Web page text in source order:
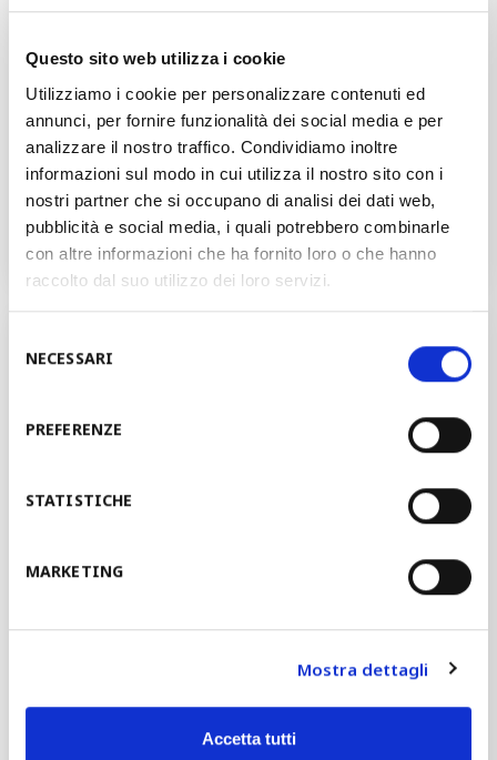
Questo sito web utilizza i cookie
Utilizziamo i cookie per personalizzare contenuti ed
annunci, per fornire funzionalità dei social media e per
analizzare il nostro traffico. Condividiamo inoltre
informazioni sul modo in cui utilizza il nostro sito con i
nostri partner che si occupano di analisi dei dati web,
pubblicità e social media, i quali potrebbero combinarle
con altre informazioni che ha fornito loro o che hanno
raccolto dal suo utilizzo dei loro servizi.
delNECESSARI
PREFERENZE
STATISTICHE
MARKETING
Mostra dettagli
Accetta tutti
STÄRKE 0.5-1.2 mm
PROFILIERGESCHWINDIGKEIT 30 m/min
PROFILIERTECHNOLOGIE Flexibel - Kassettensystem
BESTÜCKUNGSZEIT 5-30 min
Profilierung mit Kassettensystem
Herkömmliche Profilierung
Stanzung